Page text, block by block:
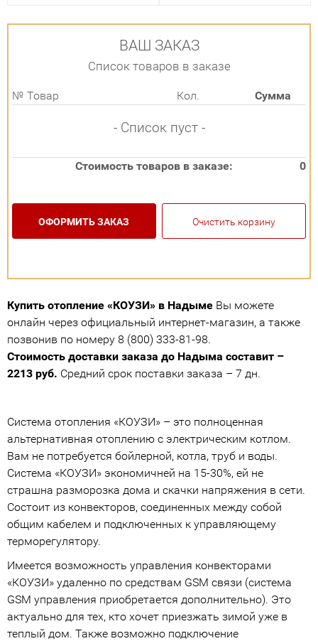
ВАШ ЗАКАЗ
Список товаров в заказе
№ Товар Кол. Сумма
- Список пуст -
Стоимость товаров в заказе: 0
ОФОРМИТЬ ЗАКАЗ Очистить корзину
Купить отопление «КОУЗИ» в Надыме Вы можете
онлайн через официальный интернет-магазин, а также
позвонив по номеру 8 (800) 333-81-98.
Стоимость доставки заказа до Надыма составит –
2213 руб. Средний срок поставки заказа – 7 дн.
Система отопления «КОУЗИ» – это полноценная
альтернативная отоплению с электрическим котлом.
Вам не потребуется бойлерной, котла, труб и воды.
Система «КОУЗИ» экономичней на 15-30%, ей не
страшна разморозка дома и скачки напряжения в сети.
Состоит из конвекторов, соединенных между собой
общим кабелем и подключенных к управляющему
терморегулятору.
Имеется возможность управления конвекторами
«КОУЗИ» удаленно по средствам GSM связи (система
GSM управления приобретается дополнительно). Это
актуально для тех, кто хочет приезжать зимой уже в
теплый дом. Также возможно подключение